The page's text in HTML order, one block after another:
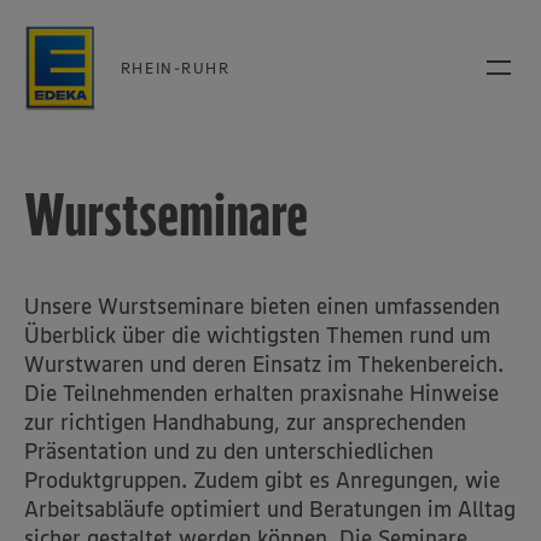
RHEIN-RUHR
Wurstseminare
Unsere Wurstseminare bieten einen umfassenden
Überblick über die wichtigsten Themen rund um
Wurstwaren und deren Einsatz im Thekenbereich.
Die Teilnehmenden erhalten praxisnahe Hinweise
zur richtigen Handhabung, zur ansprechenden
Präsentation und zu den unterschiedlichen
Produktgruppen. Zudem gibt es Anregungen, wie
Arbeitsabläufe optimiert und Beratungen im Alltag